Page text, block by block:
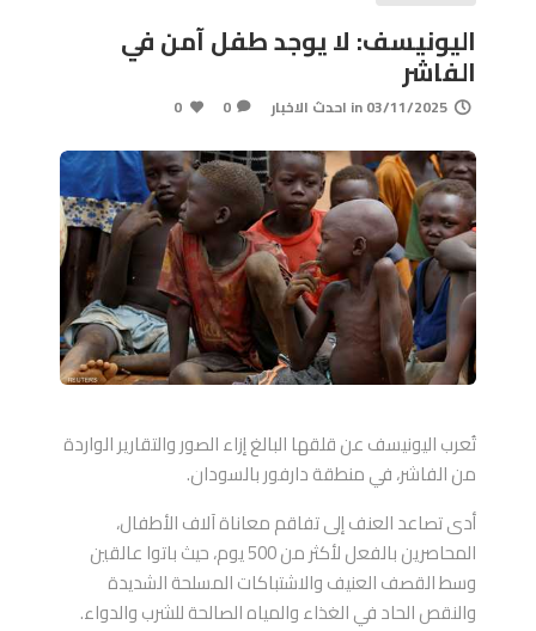
اليونيسف: لا يوجد طفل آمن في
الفاشر
03/11/2025
in احدث الاخبار 0
0
تُعرب اليونيسف عن قلقها البالغ إزاء الصور والتقارير الواردة
من الفاشر، في منطقة دارفور بالسودان.
أدى تصاعد العنف إلى تفاقم معاناة آلاف الأطفال،
المحاصرين بالفعل لأكثر من 500 يوم، حيث باتوا عالقين
وسط القصف العنيف والاشتباكات المسلحة الشديدة
والنقص الحاد في الغذاء والمياه الصالحة للشرب والدواء.